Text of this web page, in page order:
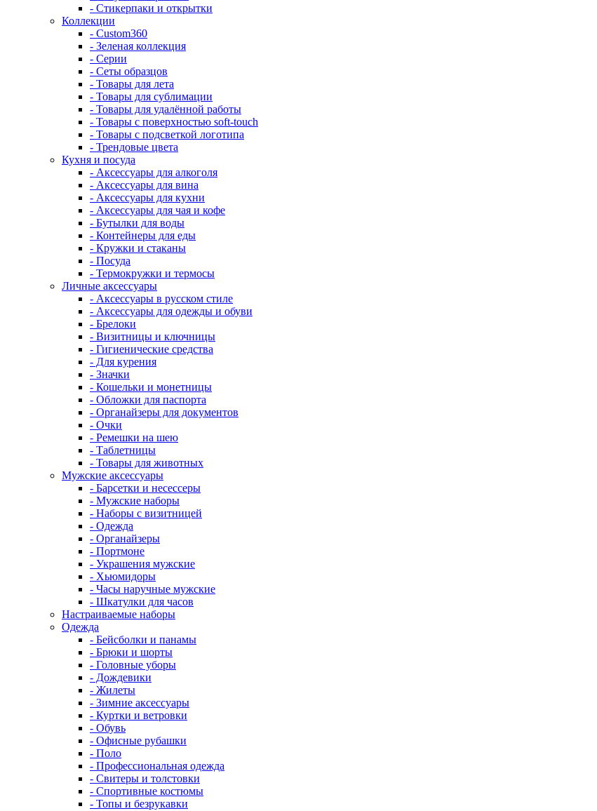
- Стикерпаки и открытки
Коллекции
- Custom360
- Зеленая коллекция
- Серии
- Сеты образцов
- Товары для лета
- Товары для сублимации
- Товары для удалённой работы
- Товары с поверхностью soft-touch
- Товары с подсветкой логотипа
- Трендовые цвета
Кухня и посуда
- Аксессуары для алкоголя
- Аксессуары для вина
- Аксессуары для кухни
- Аксессуары для чая и кофе
- Бутылки для воды
- Контейнеры для еды
- Кружки и стаканы
- Посуда
- Термокружки и термосы
Личные аксессуары
- Аксессуары в русском стиле
- Аксессуары для одежды и обуви
- Брелоки
- Визитницы и ключницы
- Гигиенические средства
- Для курения
- Значки
- Кошельки и монетницы
- Обложки для паспорта
- Органайзеры для документов
- Очки
- Ремешки на шею
- Таблетницы
- Товары для животных
Мужские аксессуары
- Барсетки и несессеры
- Мужские наборы
- Наборы с визитницей
- Одежда
- Органайзеры
- Портмоне
- Украшения мужские
- Хьюмидоры
- Часы наручные мужские
- Шкатулки для часов
Настраиваемые наборы
Одежда
- Бейсболки и панамы
- Брюки и шорты
- Головные уборы
- Дождевики
- Жилеты
- Зимние аксессуары
- Куртки и ветровки
- Обувь
- Офисные рубашки
- Поло
- Профессиональная одежда
- Свитеры и толстовки
- Спортивные костюмы
- Топы и безрукавки